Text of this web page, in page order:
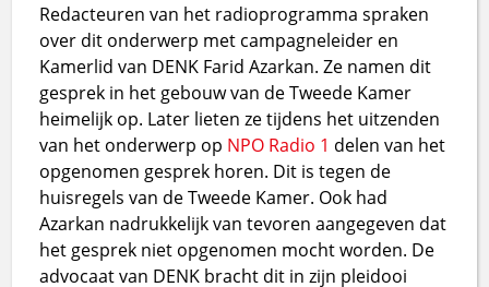
Redacteuren van het radioprogramma spraken
over dit onderwerp met campagneleider en
Kamerlid van DENK Farid Azarkan. Ze namen dit
gesprek in het gebouw van de Tweede Kamer
heimelijk op. Later lieten ze tijdens het uitzenden
van het onderwerp op NPO Radio 1 delen van het
opgenomen gesprek horen. Dit is tegen de
huisregels van de Tweede Kamer. Ook had
Azarkan nadrukkelijk van tevoren aangegeven dat
het gesprek niet opgenomen mocht worden. De
advocaat van DENK bracht dit in zijn pleidooi